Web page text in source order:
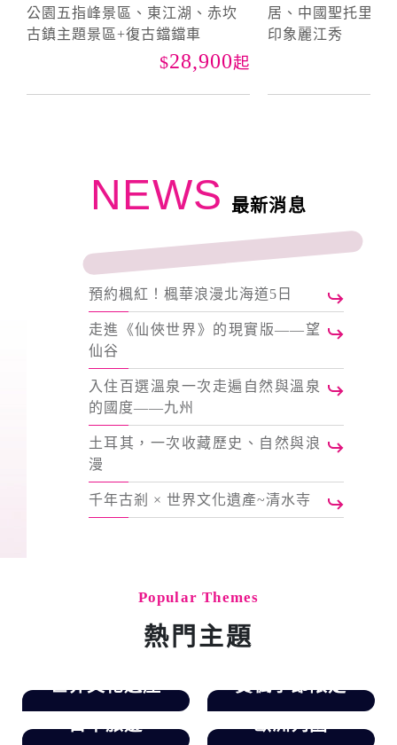
公園五指峰景區、東江湖、赤坎
古鎮主題景區+復古鐺鐺車
28,900起
居、中國聖托里尼
印象麗江秀
NEWS 最新消息
預約楓紅！楓華浪漫北海道5日
走進《仙俠世界》的現實版——望
仙谷
入住百選溫泉一次走遍自然與溫泉
的國度——九州
土耳其，一次收藏歷史、自然與浪
漫
千年古剎 × 世界文化遺產~清水寺
Popular Themes
熱門主題
世界文化遺產
賞楓季節限定
日本旅遊
歐洲列國